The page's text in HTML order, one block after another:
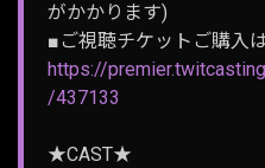
がかかります)
■ご視聴チケットご購入
https://
/437133
★CAST★